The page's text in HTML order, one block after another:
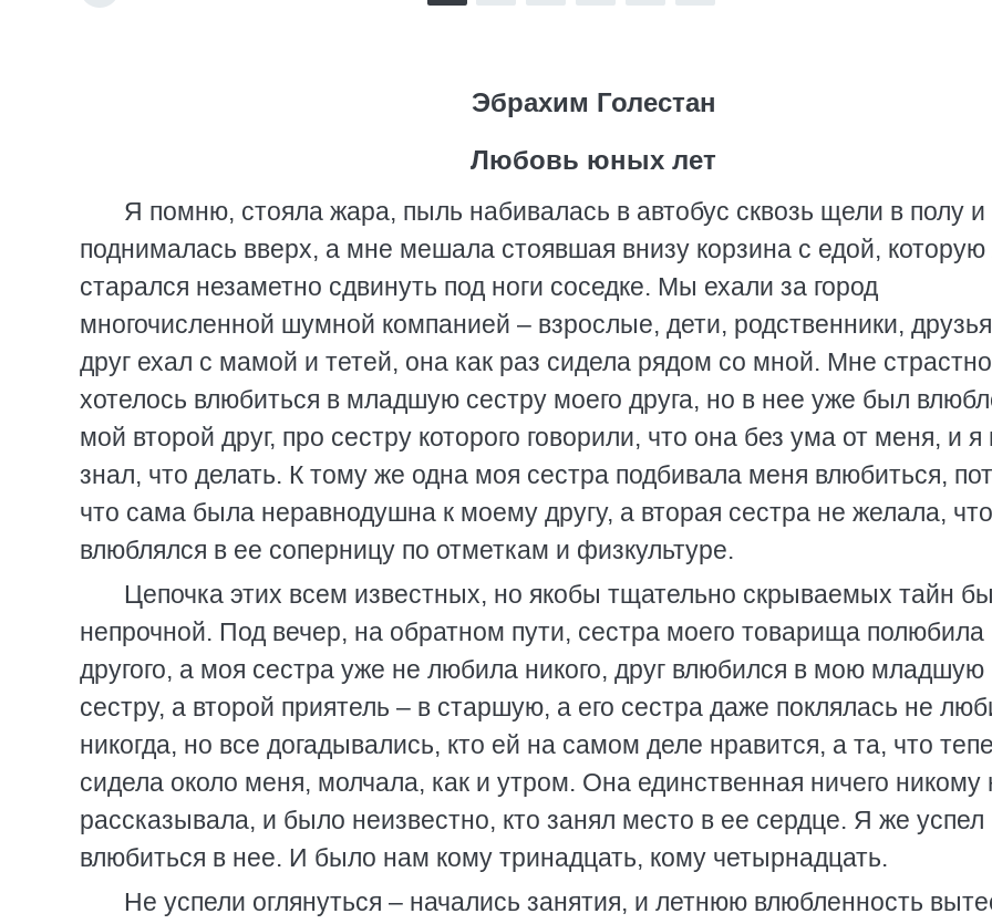
Эбрахим Голестан
Любовь юных лет
Я помню, стояла жара, пыль набивалась в автобус сквозь щели в полу и
поднималась вверх, а мне мешала стоявшая внизу корзина с едой, которую
старался незаметно сдвинуть под ноги соседке. Мы ехали за город
многочисленной шумной компанией – взрослые, дети, родственники,
друг ехал с мамой и тетей, она как раз сидела рядом со мной. Мне страстно
хотелось влюбиться в младшую сестру моего друга, но в нее уже был
мой второй друг, про сестру которого говорили, что она без ума от меня, и я
знал, что делать. К тому же одна моя сестра подбивала меня влюбиться,
что сама была неравнодушна к моему другу, а вторая сестра не желала,
влюблялся в ее соперницу по отметкам и физкультуре.
Цепочка этих всем известных, но якобы тщательно скрываемых тайн
непрочной. Под вечер, на обратном пути, сестра моего товарища полюбила
другого, а моя сестра уже не любила никого, друг влюбился в мою младшую
сестру, а второй приятель – в старшую, а его сестра даже поклялась не
никогда, но все догадывались, кто ей на самом деле нравится, а та, что
сидела около меня, молчала, как и утром. Она единственная ничего никому
рассказывала, и было неизвестно, кто занял место в ее сердце. Я же успел
влюбиться в нее. И было нам кому тринадцать, кому четырнадцать.
Не успели оглянуться – начались занятия, и летнюю влюбленность